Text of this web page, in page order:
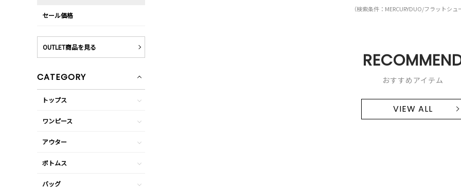
（検索条件：MERCURYDUO/フラットシュ
おすすめアイテム
VIEW ALL
セール価格
OUTLET商品を見る
CATEGORY
トップス
ワンピース
アウター
ボトムス
バッグ